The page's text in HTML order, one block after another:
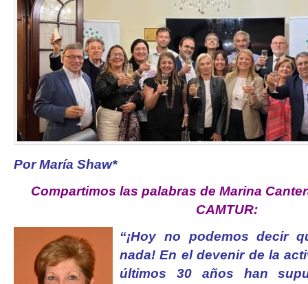
Por María Shaw*
Compartimos las palabras de Marina
CAMTUR:
“¡Hoy no podemos decir
nada! En el devenir de la
últimos 30 años han